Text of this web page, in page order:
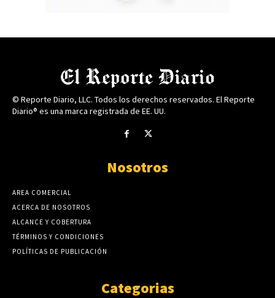
© Reporte Diario, LLC. Todos los derechos reservados. El Reporte
Diario® es una marca registrada de EE. UU.
Nosotros
AREA COMERCIAL
ACERCA DE NOSOTROS
ALCANCE Y COBERTURA
TÉRMINOS Y CONDICIONES
POLÍTICAS DE PUBLICACIÓN
Categorias